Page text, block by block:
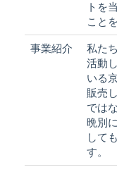
トを
こと
事業紹介
私た
活動
いる
販売
では
晩別
して
す。